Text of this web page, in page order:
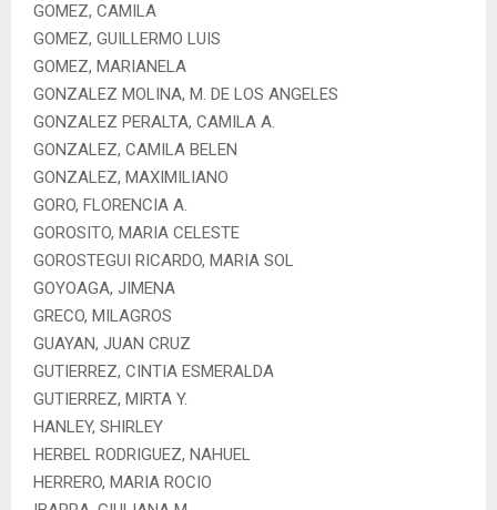
GOMEZ, CAMILA
GOMEZ, GUILLERMO LUIS
GOMEZ, MARIANELA
GONZALEZ MOLINA, M. DE LOS ANGELES
GONZALEZ PERALTA, CAMILA A.
GONZALEZ, CAMILA BELEN
GONZALEZ, MAXIMILIANO
GORO, FLORENCIA A.
GOROSITO, MARIA CELESTE
GOROSTEGUI RICARDO, MARIA SOL
GOYOAGA, JIMENA
GRECO, MILAGROS
GUAYAN, JUAN CRUZ
GUTIERREZ, CINTIA ESMERALDA
GUTIERREZ, MIRTA Y.
HANLEY, SHIRLEY
HERBEL RODRIGUEZ, NAHUEL
HERRERO, MARIA ROCIO